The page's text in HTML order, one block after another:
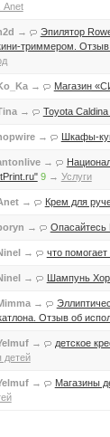
Anet
→
Эпилятор
триммером. Отзыв
→ Магазин
→ Toyota
→ Шкафы-
→
9→ Услуги
→ Крем для
→ Опасайтесь
→ что помогает
→ Шампунь
→
Отзыв об
→ детское
детей
→ Магазины